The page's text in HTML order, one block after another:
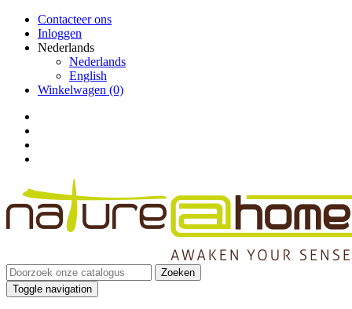
Contacteer ons
Inloggen
Nederlands
Nederlands
English
Winkelwagen (0)
Zoeken
Toggle navigation